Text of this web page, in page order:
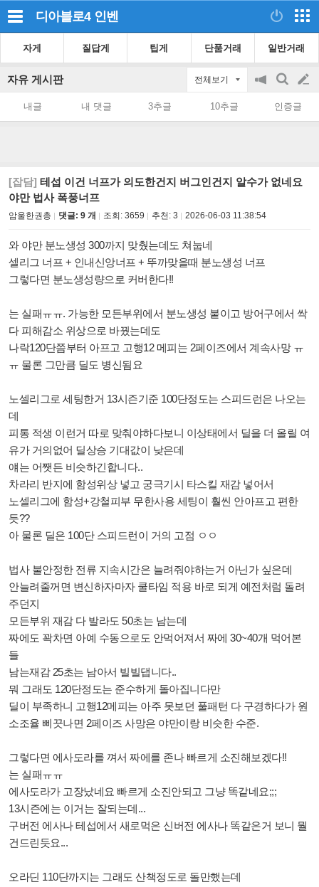
디아블로4 인벤
자게 질답게 팁게 단품거래 일반거래
자유 게시판 전체보기
공
on/off
검
색
글
쓰
내글 내 댓글 3추글 10추글 인증글
[잡담] 테섭 이건 너프가 의도한건지 버그인건지 알수가 없네요
야만 법사 폭풍너프
암울한권총 댓글: 9 개 조회: 3659 추천: 3 2026-06-03 11:38:54
와 야만 분노생성 300까지 맞췄는데도 쳐눕네
셀리그 너프 + 인내신앙너프 + 뚜까맞을때 분노생성 너프
그렇다면 분노생성량으로 커버한다!!
는 실패ㅠㅠ. 가능한 모든부위에서 분노생성 붙이고 방어구에서 싹
다 피해감소 위상으로 바꿨는데도
나락120단쯤부터 아프고 고행12 메피는 2페이즈에서 계속사망 ㅠ
ㅠ 물론 그만큼 딜도 병신됨요
노셀리그로 세팅한거 13시즌기준 100단정도는 스피드런은 나오는
데
피통 적생 이런거 따로 맞춰야하다보니 이상태에서 딜을 더 올릴 여
유가 거의없어 딜상승 기대값이 낮은데
얘는 어쨋든 비슷하긴합니다..
차라리 반지에 함성위상 넣고 궁극기시 타스킬 재감 넣어서
노셀리그에 함성+강철피부 무한사용 세팅이 훨씬 안아프고 편한
듯??
아 물론 딜은 100단 스피드런이 거의 고점 ㅇㅇ
법사 불안정한 전류 지속시간은 늘려줘야하는거 아닌가 싶은데
안늘려줄꺼면 변신하자마자 쿨타임 적용 바로 되게 예전처럼 돌려
주던지
모든부위 재감 다 발라도 50초는 남는데
짜에도 꽉차면 아예 수동으로도 안먹어져서 짜에 30~40개 먹어본
들
남는재감 25초는 남아서 빌빌댑니다..
뭐 그래도 120단정도는 준수하게 돌아집니다만
딜이 부족하니 고행12메피는 아주 못보던 풀패턴 다 구경하다가 원
소조율 삐끗나면 2페이즈 사망은 야만이랑 비슷한 수준.
그렇다면 에사도라를 껴서 짜에를 존나 빠르게 소진해보겠다!!
는 실패ㅠㅠ
에사도라가 고장났네요 빠르게 소진안되고 그냥 똑같네요;;;
13시즌에는 이거는 잘되는데...
구버전 에사나 테섭에서 새로먹은 신버전 에사나 똑같은거 보니 뭘
건드린듯요...
오라딘 110단까지는 그래도 산책정도로 돌만했는데